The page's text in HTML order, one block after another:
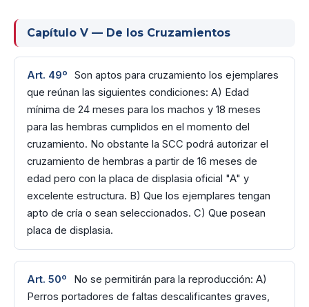
Capítulo V — De los Cruzamientos
Art. 49º
Son aptos para cruzamiento los ejemplares
que reúnan las siguientes condiciones: A) Edad
mínima de 24 meses para los machos y 18 meses
para las hembras cumplidos en el momento del
cruzamiento. No obstante la SCC podrá autorizar el
cruzamiento de hembras a partir de 16 meses de
edad pero con la placa de displasia oficial "A" y
excelente estructura. B) Que los ejemplares tengan
apto de cría o sean seleccionados. C) Que posean
placa de displasia.
Art. 50º
No se permitirán para la reproducción: A)
Perros portadores de faltas descalificantes graves,